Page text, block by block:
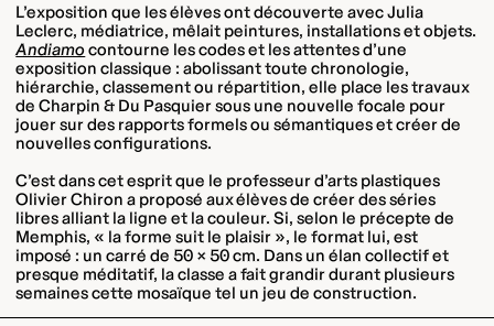
L’exposition que les élèves ont découverte avec Julia
Leclerc, médiatrice, mêlait peintures, installations et objets.
Andiamocontourne les codes et les attentes d’une
exposition classique : abolissant toute chronologie,
hiérarchie, classement ou répartition, elle place les travaux
de Charpin & Du Pasquier sous une nouvelle focale pour
jouer sur des rapports formels ou sémantiques et créer de
nouvelles configurations.
C’est dans cet esprit que le professeur d’arts plastiques
Olivier Chiron a proposé aux élèves de créer des séries
libres alliant la ligne et la couleur. Si, selon le précepte de
Memphis, « la forme suit le plaisir », le format lui, est
imposé : un carré de 50 × 50 cm. Dans un élan collectif et
presque méditatif, la classe a fait grandir durant plusieurs
semaines cette mosaïque tel un jeu de construction.